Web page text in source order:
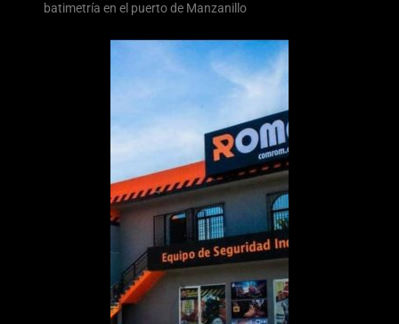
batimetría en el puerto de Manzanillo